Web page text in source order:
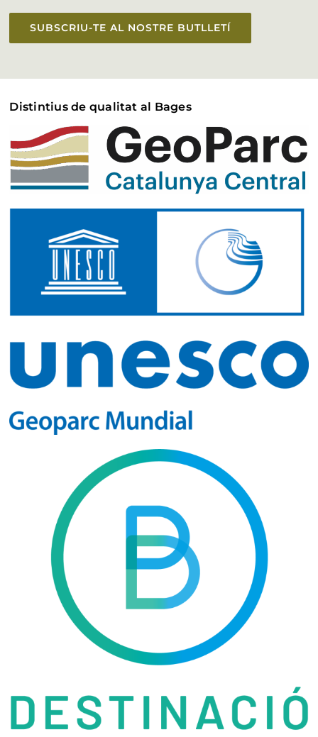
SUBSCRIU-TE AL NOSTRE BUTLLETÍ
Distintius de qualitat al Bages